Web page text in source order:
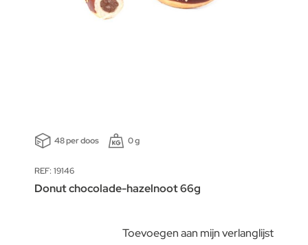
48 per doos 0 g
REF: 19146
Donut chocolade-hazelnoot 66g
Toevoegen aan mijn verlanglijst